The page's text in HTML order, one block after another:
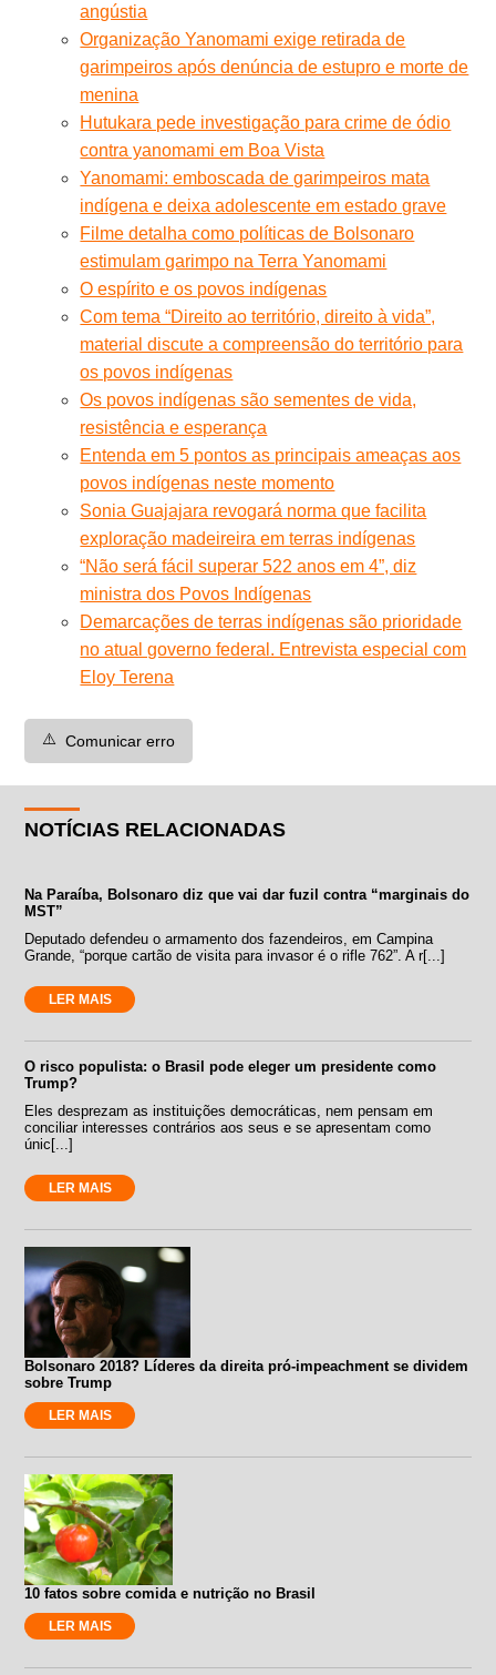
angústia
Organização Yanomami exige retirada de
garimpeiros após denúncia de estupro e morte de
menina
Hutukara pede investigação para crime de ódio
contra yanomami em Boa Vista
Yanomami: emboscada de garimpeiros mata
indígena e deixa adolescente em estado grave
Filme detalha como políticas de Bolsonaro
estimulam garimpo na Terra Yanomami
O espírito e os povos indígenas
Com tema “Direito ao território, direito à vida”,
material discute a compreensão do território para
os povos indígenas
Os povos indígenas são sementes de vida,
resistência e esperança
Entenda em 5 pontos as principais ameaças aos
povos indígenas neste momento
Sonia Guajajara revogará norma que facilita
exploração madeireira em terras indígenas
“Não será fácil superar 522 anos em 4”, diz
ministra dos Povos Indígenas
Demarcações de terras indígenas são prioridade
no atual governo federal. Entrevista especial com
Eloy Terena
⚠️ Comunicar erro
NOTÍCIAS RELACIONADAS
Na Paraíba, Bolsonaro diz que vai dar fuzil contra “marginais do
MST”
Deputado defendeu o armamento dos fazendeiros, em Campina
Grande, “porque cartão de visita para invasor é o rifle 762”. A r[...]
LER MAIS
O risco populista: o Brasil pode eleger um presidente como
Trump?
Eles desprezam as instituições democráticas, nem pensam em
conciliar interesses contrários aos seus e se apresentam como
únic[...]
LER MAIS
Bolsonaro 2018? Líderes da direita pró-impeachment se dividem
sobre Trump
LER MAIS
10 fatos sobre comida e nutrição no Brasil
LER MAIS